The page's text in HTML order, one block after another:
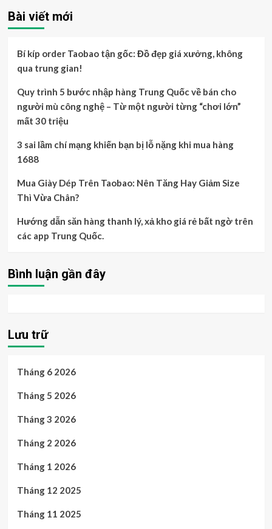
Bài viết mới
Bí kíp order Taobao tận gốc: Đồ đẹp giá xưởng, không
qua trung gian!
Quy trình 5 bước nhập hàng Trung Quốc về bán cho
người mù công nghệ – Từ một người từng “chơi lớn”
mất 30 triệu
3 sai lầm chí mạng khiến bạn bị lỗ nặng khi mua hàng
1688
Mua Giày Dép Trên Taobao: Nên Tăng Hay Giảm Size
Thì Vừa Chân?
Hướng dẫn săn hàng thanh lý, xả kho giá rẻ bất ngờ trên
các app Trung Quốc.
Bình luận gần đây
Lưu trữ
Tháng 6 2026
Tháng 5 2026
Tháng 3 2026
Tháng 2 2026
Tháng 1 2026
Tháng 12 2025
Tháng 11 2025